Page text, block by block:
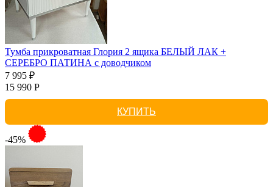
Тумба прикроватная Глория 2 ящика БЕЛЫЙ ЛАК +
СЕРЕБРО ПАТИНА с доводчиком
7 995 ₽
15 990 Р
КУПИТЬ
-45%